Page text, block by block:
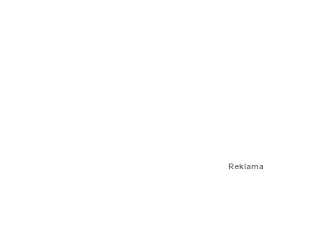
Reklama